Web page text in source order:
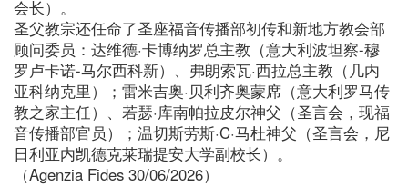
会长）。
圣父教宗还任命了圣座福音传播部初传和新地方教会部
顾问委员：达维德·卡博纳罗总主教（意大利波坦察-穆
罗卢卡诺-马尔西科新）、弗朗索瓦·西拉总主教（几内
亚科纳克里）；雷米吉奥·贝利齐奥蒙席（意大利罗马传
教之家主任）、若瑟·库南帕拉皮尔神父（圣言会，现福
音传播部官员）；温切斯劳斯·C·马杜神父（圣言会，尼
日利亚内凯德克莱瑞提安大学副校长）。
（Agenzia Fides 30/06/2026）